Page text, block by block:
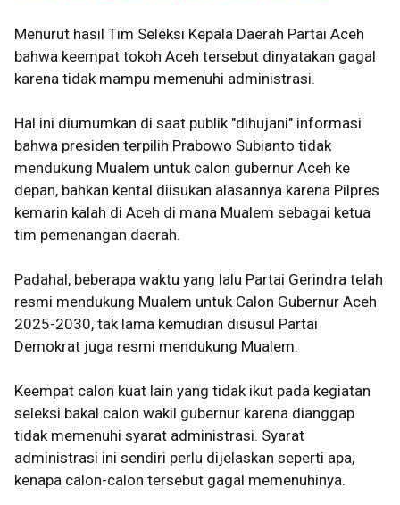
Menurut hasil Tim Seleksi Kepala Daerah Partai Aceh
bahwa keempat tokoh Aceh tersebut dinyatakan gagal
karena tidak mampu memenuhi administrasi.
Hal ini diumumkan di saat publik "dihujani" informasi
bahwa presiden terpilih Prabowo Subianto tidak
mendukung Mualem untuk calon gubernur Aceh ke
depan, bahkan kental diisukan alasannya karena Pilpres
kemarin kalah di Aceh di mana Mualem sebagai ketua
tim pemenangan daerah.
Padahal, beberapa waktu yang lalu Partai Gerindra telah
resmi mendukung Mualem untuk Calon Gubernur Aceh
2025-2030, tak lama kemudian disusul Partai
Demokrat juga resmi mendukung Mualem.
Keempat calon kuat lain yang tidak ikut pada kegiatan
seleksi bakal calon wakil gubernur karena dianggap
tidak memenuhi syarat administrasi. Syarat
administrasi ini sendiri perlu dijelaskan seperti apa,
kenapa calon-calon tersebut gagal memenuhinya.